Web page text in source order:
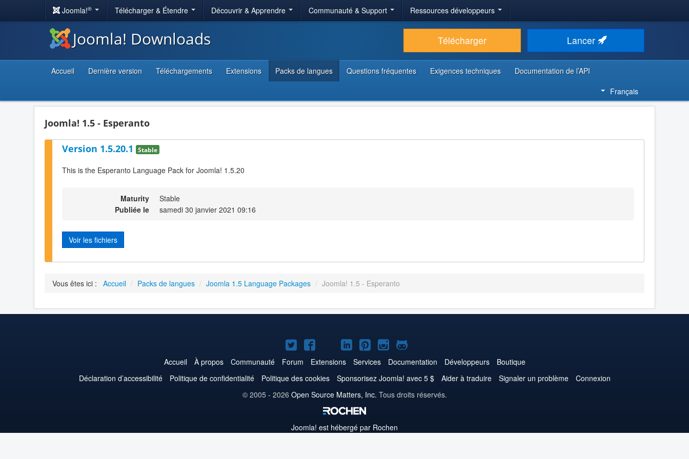
Joomla!® Télécharger & Étendre Découvrir & Apprendre Communauté & Support Ressources développeurs
Joomla! Downloads Télécharger Lancer
Accueil Dernière version Téléchargements Extensions Packs de langues Questions fréquentes Exigences techniques
Documentation de l’API
Français
Joomla! 1.5 - Esperanto
Version 1.5.20.1 Stable
This is the Esperanto Language Pack for Joomla! 1.5.20
Maturity
Stable
Publiée le
samedi 30 janvier 2021 09:16
Voir les fichiers
Vous êtes ici : Accueil / Packs de langues / Joomla 1.5 Language Packages / Joomla! 1.5 - Esperanto
Joomla!
sur
Twitter
Joomla!
sur
Facebook
Joomla!
sur
YouTube
Joomla!
sur
LinkedIn
Joomla!
sur
Pinterest
Joomla!
sur
Instagram
Joomla!
sur
GitHub
Accueil À propos Communauté Forum Extensions Services Documentation Développeurs
Boutique
Déclaration d’accessibilité
Politique de confidentialité Politique des cookies Sponsorisez Joomla! avec 5 $ Aider à traduire Signaler un problème
Connexion
© 2005 - 2026 Open Source Matters, Inc. Tous droits réservés.
Joomla! est hébergé par Rochen